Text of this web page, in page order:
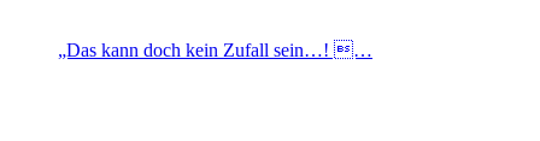
„Das kann doch kein Zufall sein…! …